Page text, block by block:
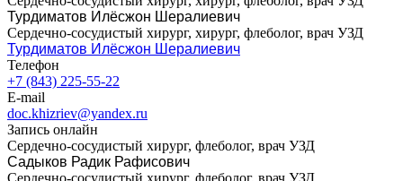
Турдиматов Илëсжон Шералиевич
Сердечно-сосудистый хирург, хирург, флеболог, врач УЗД
Турдиматов Илëсжон Шералиевич
Телефон
+7 (843) 225-55-22
E-mail
doc.khizriev@yandex.ru
Запись онлайн
Сердечно-сосудистый хирург, флеболог, врач УЗД
Садыков Радик Рафисович